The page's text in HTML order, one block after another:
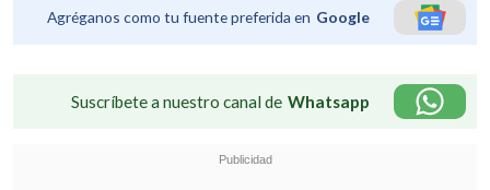
Agréganos como tu fuente preferida en Google
Suscríbete a nuestro canal de Whatsapp